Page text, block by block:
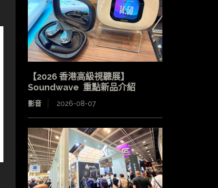
【2026 香港高級視聽展】
Soundwave 重點新品介紹
影音 2026-08-07